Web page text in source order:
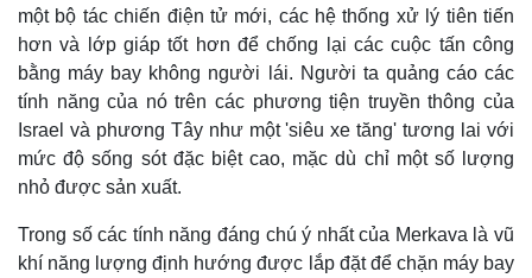
một bộ tác chiến điện tử mới, các hệ thống xử lý tiên tiến
hơn và lớp giáp tốt hơn để chống lại các cuộc tấn công
bằng máy bay không người lái. Người ta quảng cáo các
tính năng của nó trên các phương tiện truyền thông của
Israel và phương Tây như một 'siêu xe tăng' tương lai với
mức độ sống sót đặc biệt cao, mặc dù chỉ một số lượng
nhỏ được sản xuất.
Trong số các tính năng đáng chú ý nhất của Merkava là vũ
khí năng lượng định hướng được lắp đặt để chặn máy bay